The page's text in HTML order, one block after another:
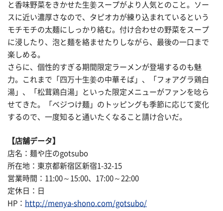
と香味野菜をきかせた生姜スープがより人気とのこと。ソー
スに近い濃厚さなので、タピオカが練り込まれているという
モチモチの太麺にしっかり絡む。付け合わせの野菜をスープ
に浸したり、泡と麺を絡ませたりしながら、最後の一口まで
楽しめる。
さらに、個性的すぎる期間限定ラーメンが登場するのも魅
力。これまで「四万十生姜の中華そば」、「フォアグラ鶏白
湯」、「松茸鶏白湯」といった限定メニューがファンを唸ら
せてきた。「ベジつけ麺」のトッピングも季節に応じて変化
するので、一度知ると通いたくなること請け合いだ。
【店舗データ】
店名：麺や庄のgotsubo
所在地：東京都新宿区新宿1-32-15
営業時間：11:00～15:00、17:00～22:00
定休日：日
HP： http://menya-shono.com/gotsubo/